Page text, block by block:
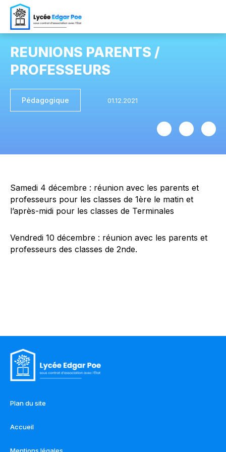
REUNIONS PARENTS /
PROFESSEURS
Pédagogique
Samedi 4 décembre : réunion avec les parents et
professeurs pour les classes de 1ère le matin et
l’après-midi pour les classes de Terminales
Vendredi 10 décembre : réunion avec les parents et
professeurs des classes de 2nde.
Plan du site
Accueil